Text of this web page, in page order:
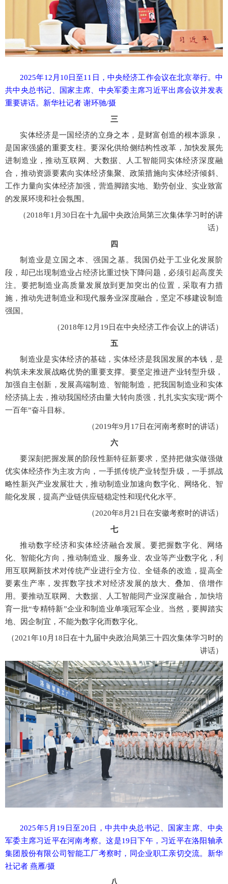
2025年12月10日至11日，中央经济工作会议在北京举行。中
共中央总书记、国家主席、中央军委主席习近平出席会议并发表
重要讲话。新华社记者 谢环驰/摄
三
实体经济是一国经济的立身之本，是财富创造的根本源泉，
是国家强盛的重要支柱。要深化供给侧结构性改革，加快发展先
进制造业，推动互联网、大数据、人工智能同实体经济深度融
合，推动资源要素向实体经济集聚、政策措施向实体经济倾斜、
工作力量向实体经济加强，营造脚踏实地、勤劳创业、实业致富
的发展环境和社会氛围。
（2018年1月30日在十九届中央政治局第三次集体学习时的讲
话）
四
制造业是立国之本、强国之基。我国仍处于工业化发展阶
段，却已出现制造业占经济比重过快下降问题，必须引起高度关
注。要把制造业高质量发展放到更加突出的位置，采取有力措
施，推动先进制造业和现代服务业深度融合，坚定不移建设制造
强国。
（2018年12月19日在中央经济工作会议上的讲话）
五
制造业是实体经济的基础，实体经济是我国发展的本钱，是
构筑未来发展战略优势的重要支撑。要坚定推进产业转型升级，
加强自主创新，发展高端制造、智能制造，把我国制造业和实体
经济搞上去，推动我国经济由量大转向质强，扎扎实实实现“两个
一百年”奋斗目标。
（2019年9月17日在河南考察时的讲话）
六
要深刻把握发展的阶段性新特征新要求，坚持把做实做强做
优实体经济作为主攻方向，一手抓传统产业转型升级，一手抓战
略性新兴产业发展壮大，推动制造业加速向数字化、网络化、智
能化发展，提高产业链供应链稳定性和现代化水平。
（2020年8月21日在安徽考察时的讲话）
七
推动数字经济和实体经济融合发展。要把握数字化、网络
化、智能化方向，推动制造业、服务业、农业等产业数字化，利
用互联网新技术对传统产业进行全方位、全链条的改造，提高全
要素生产率，发挥数字技术对经济发展的放大、叠加、倍增作
用。要推动互联网、大数据、人工智能同产业深度融合，加快培
育一批“专精特新”企业和制造业单项冠军企业。当然，要脚踏实
地、因企制宜，不能为数字化而数字化。
（2021年10月18日在十九届中央政治局第三十四次集体学习时的
讲话）
2025年5月19日至20日，中共中央总书记、国家主席、中央
军委主席习近平在河南考察。这是19日下午，习近平在洛阳轴承
集团股份有限公司智能工厂考察时，同企业职工亲切交流。新华
社记者 燕雁/摄
八